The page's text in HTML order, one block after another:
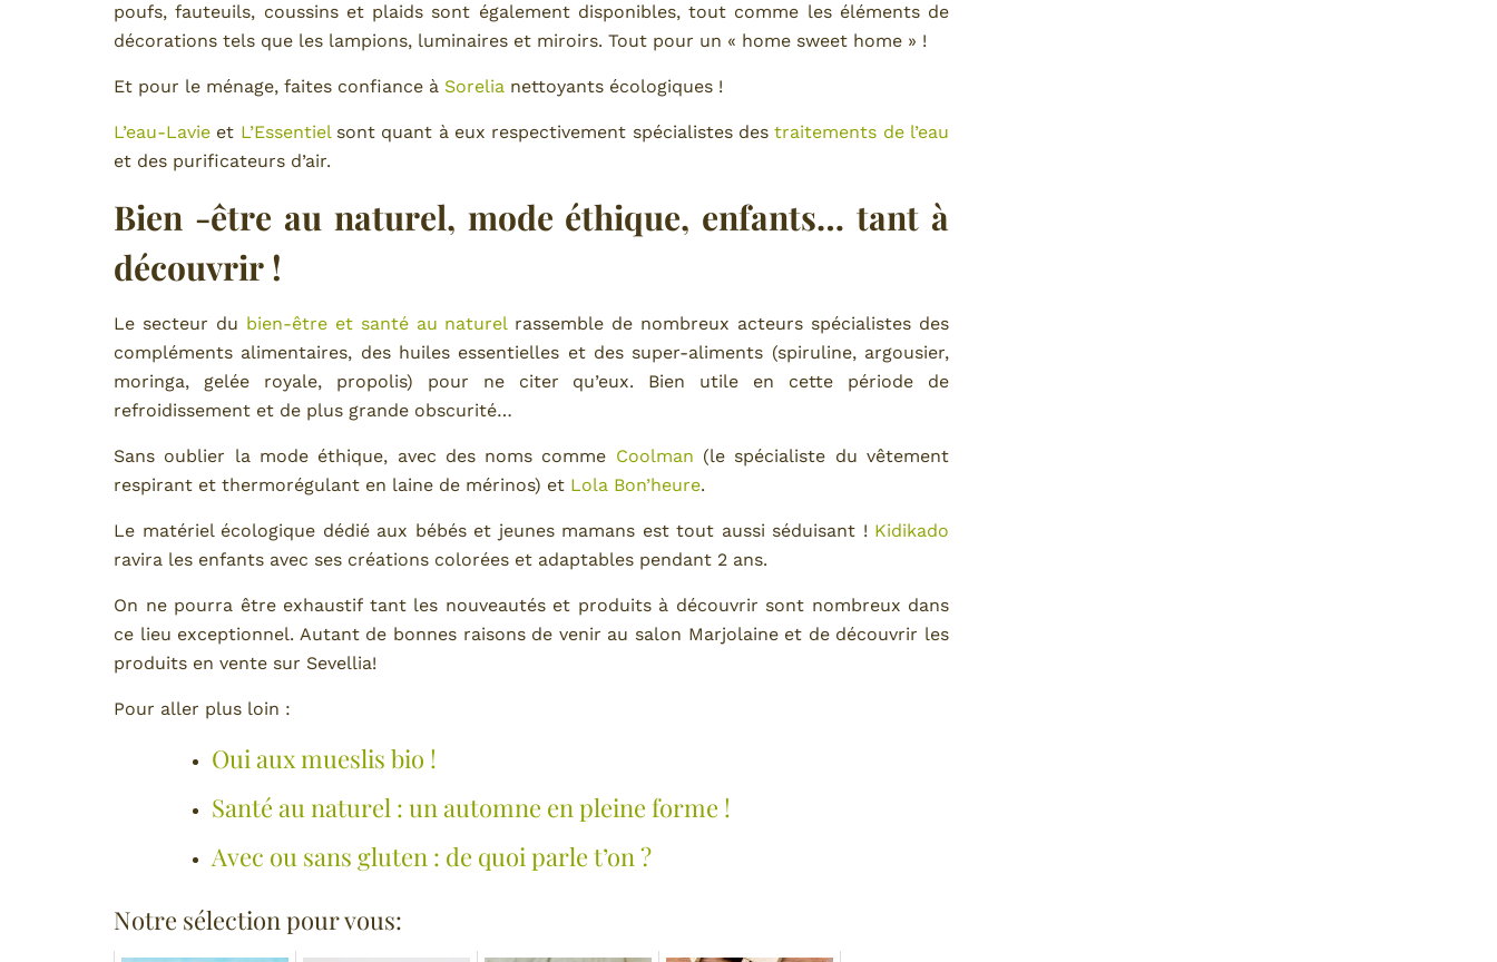
poufs, fauteuils, coussins et plaids sont également disponibles, tout comme les éléments de
décorations tels que les lampions, luminaires et miroirs. Tout pour un « home sweet home » !
Et pour le ménage, faites confiance à Sorelia nettoyants écologiques !
L’eau-Lavie et L’Essentielsont quant à eux respectivement spécialistes destraitements de l’eau
et des purificateurs d’air.
Bien -être au naturel, mode éthique, enfants… tant à
découvrir !
Le secteur du bien-être et santé au naturelrassemble de nombreux acteurs spécialistes des
compléments alimentaires, des huiles essentielles et des super-aliments (spiruline, argousier,
moringa, gelée royale, propolis) pour ne citer qu’eux. Bien utile en cette période de
refroidissement et de plus grande obscurité…
Sans oublier la mode éthique, avec des noms comme Coolman (le spécialiste du vêtement
respirant et thermorégulant en laine de mérinos) et Lola Bon’heure.
Le matériel écologique dédié aux bébés et jeunes mamans est tout aussi séduisant ! Kidikado
ravira les enfants avec ses créations colorées et adaptables pendant 2 ans.
On ne pourra être exhaustif tant les nouveautés et produits à découvrir sont nombreux dans
ce lieu exceptionnel. Autant de bonnes raisons de venir au salon Marjolaine et de découvrir les
produits en vente sur Sevellia!
Pour aller plus loin :
Oui aux mueslis bio !
Santé au naturel : un automne en pleine forme !
Avec ou sans gluten : de quoi parle t’on ?
Notre sélection pour vous: